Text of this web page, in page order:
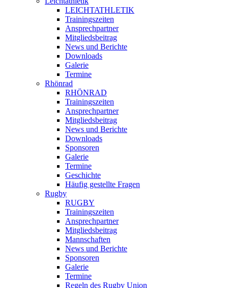
LEICHTATHLETIK
Trainingszeiten
Ansprechpartner
Mitgliedsbeitrag
News und Berichte
Downloads
Galerie
Termine
Rhönrad
RHÖNRAD
Trainingszeiten
Ansprechpartner
Mitgliedsbeitrag
News und Berichte
Downloads
Sponsoren
Galerie
Termine
Geschichte
Häufig gestellte Fragen
Rugby
RUGBY
Trainingszeiten
Ansprechpartner
Mitgliedsbeitrag
Mannschaften
News und Berichte
Sponsoren
Galerie
Termine
Regeln des Rugby Union